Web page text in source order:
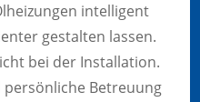
intelligent
gestalten lassen.
bei der Installation.
Betreuung